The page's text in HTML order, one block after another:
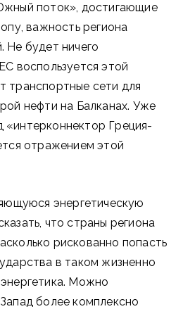
поток», достигающие
важность региона
Не будет ничего
воспользуется этой
транспортные сети для
нефти на Балканах. Уже
«интерконнектор Греция-
отражением этой
энергетическую
что страны региона
рискованно попасть
в таком жизненно
Можно
более комплексно